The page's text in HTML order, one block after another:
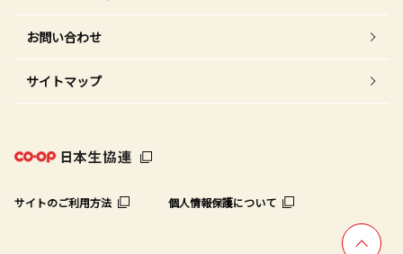
お問い合わせ
サイトマップ
サイトのご利用方法 個人情報保護について